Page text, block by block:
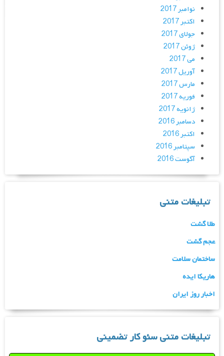
نوامبر 2017
اکتبر 2017
جولای 2017
ژوئن 2017
می 2017
آوریل 2017
مارس 2017
فوریه 2017
ژانویه 2017
دسامبر 2016
اکتبر 2016
سپتامبر 2016
آگوست 2016
تبلیغات متنی
طلا گشت
عجم گشت
ساختمان سلامت
هاریکا ایده
اخبار روز ایران
تبلیغات متنی سئو کار تضمینی